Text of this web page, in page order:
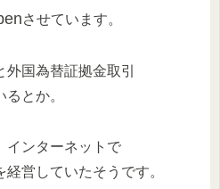
させています。
国為替証拠金取引
とか。
インターネットで
営していたそうです。